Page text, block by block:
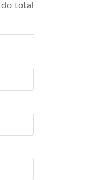
do total